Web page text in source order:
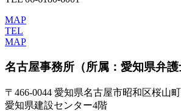
MAP
TEL
MAP
名古屋事務所 （所属：愛知県弁護
〒466-0044 愛知県名古屋市昭和区桜山
愛知県建設センター4階